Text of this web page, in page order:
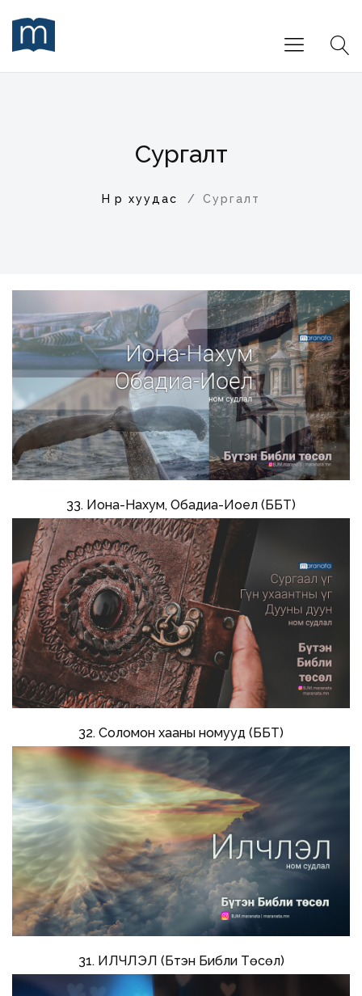
Cургалт
Нүүр хуудас Cургалт
33. Иона-Нахум, Обадиа-Иоел (ББТ)
32. Соломон хааны номууд (ББТ)
31. ИЛЧЛЭЛ (Бүтэн Библи Төсөл)